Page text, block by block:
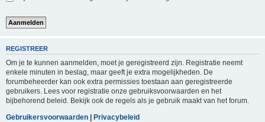
REGISTREER
Om je te kunnen aanmelden, moet je geregistreerd zijn. Registratie neemt
enkele minuten in beslag, maar geeft je extra mogelijkheden. De
forumbeheerder kan ook extra permissies toestaan aan geregistreerde
gebruikers. Lees voor registratie onze gebruiksvoorwaarden en het
bijbehorend beleid. Bekijk ook de regels als je gebruik maakt van het forum.
Gebruikersvoorwaarden | Privacybeleid